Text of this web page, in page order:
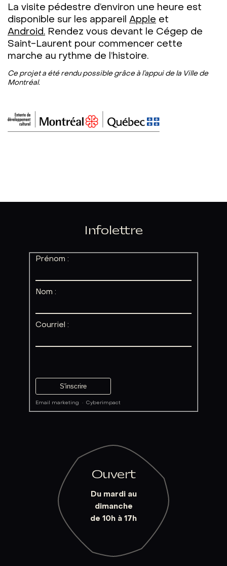
La visite pédestre d’environ une heure est
disponible sur les appareil Apple et
Android. Rendez vous devant le Cégep de
Saint-Laurent pour commencer cette
marche au rythme de l’histoire.
Ce projet a été rendu possible grâce à l’appui de la Ville de
Montréal.
Infolettre
Prénom :
Nom :
Courriel :
Email marketing ·Cyberimpact
Ouvert
Du mardi au
dimanche
de 10h à 17h